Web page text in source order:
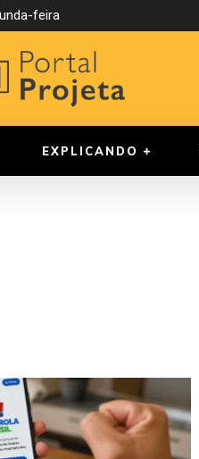
feira
EXPLICANDO